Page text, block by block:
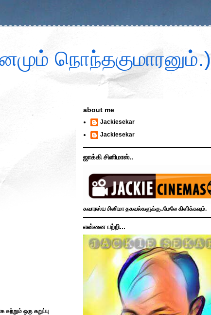
நொந்தகுமாரனும்.)
ஒரு கறுப்பு
about me
Jackiesekar
Jackiesekar
ஜாக்கி சினிமாஸ்..
சுவாரஸ்ய சினிமா தகவல்களுக்கு..மேலே கிளிக்கவும்.
என்னை பற்றி...